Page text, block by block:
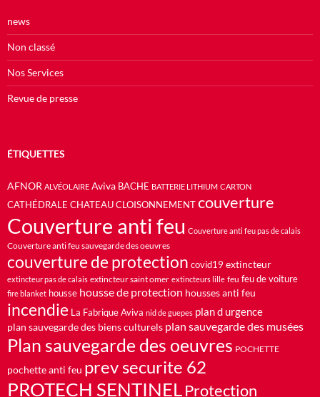
news
Non classé
Nos Services
Revue de presse
ÉTIQUETTES
AFNOR ALVÉOLAIRE Aviva BACHE BATTERIE LITHIUM CARTON
CATHÉDRALE CHATEAU CLOISONNEMENT couverture
Couverture anti feu Couverture anti feu pas de calais
Couverture anti feu sauvegarde des oeuvres
couverture de protection covid19 extincteur
extincteur pas de calais extincteur saint omer extincteurs lille feu feu de voiture
fire blanket housse housse de protection housses anti feu
incendie La Fabrique Aviva nid de guepes plan d urgence
plan sauvegarde des biens culturels plan sauvegarde des musées
Plan sauvegarde des oeuvres POCHETTE
pochette anti feu prev securite 62
PROTECH SENTINELProtection